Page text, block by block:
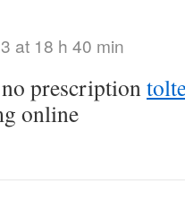
at 18 h 40 min
prescription
online